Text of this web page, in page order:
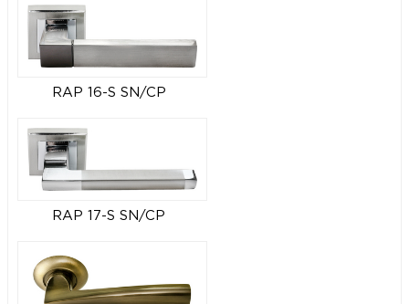
RAP 16-S SN/CP
RAP 17-S SN/CP